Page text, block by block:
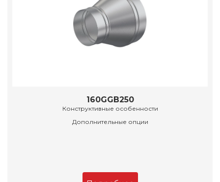
160GGB250
Конструктивные особенности
Дополнительные опции